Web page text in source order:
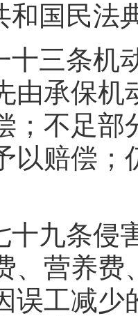
和国民法
十三条机
由承保机
；不足部
以赔偿
十九条侵
、营养费
误工减少